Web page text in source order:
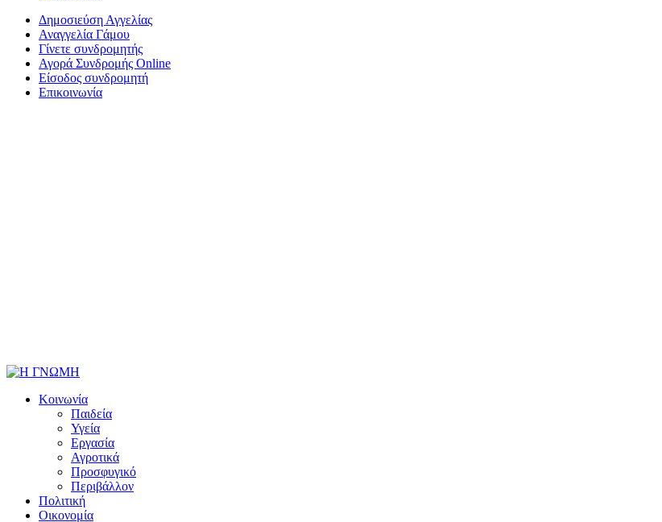
Δημοσιεύση Αγγελίας
Αναγγελία Γάμου
Γίνετε συνδρομητής
Αγορά Συνδρομής Online
Είσοδος συνδρομητή
Επικοινωνία
Κοινωνία
Παιδεία
Υγεία
Εργασία
Αγροτικά
Προσφυγικό
Περιβάλλον
Πολιτική
Οικονομία